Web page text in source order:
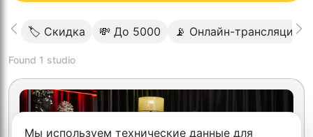
🏷 Скидка 💸 До 5000 📡 Онлайн-трансляция
Found 1 studio
Мы используем технические данные для